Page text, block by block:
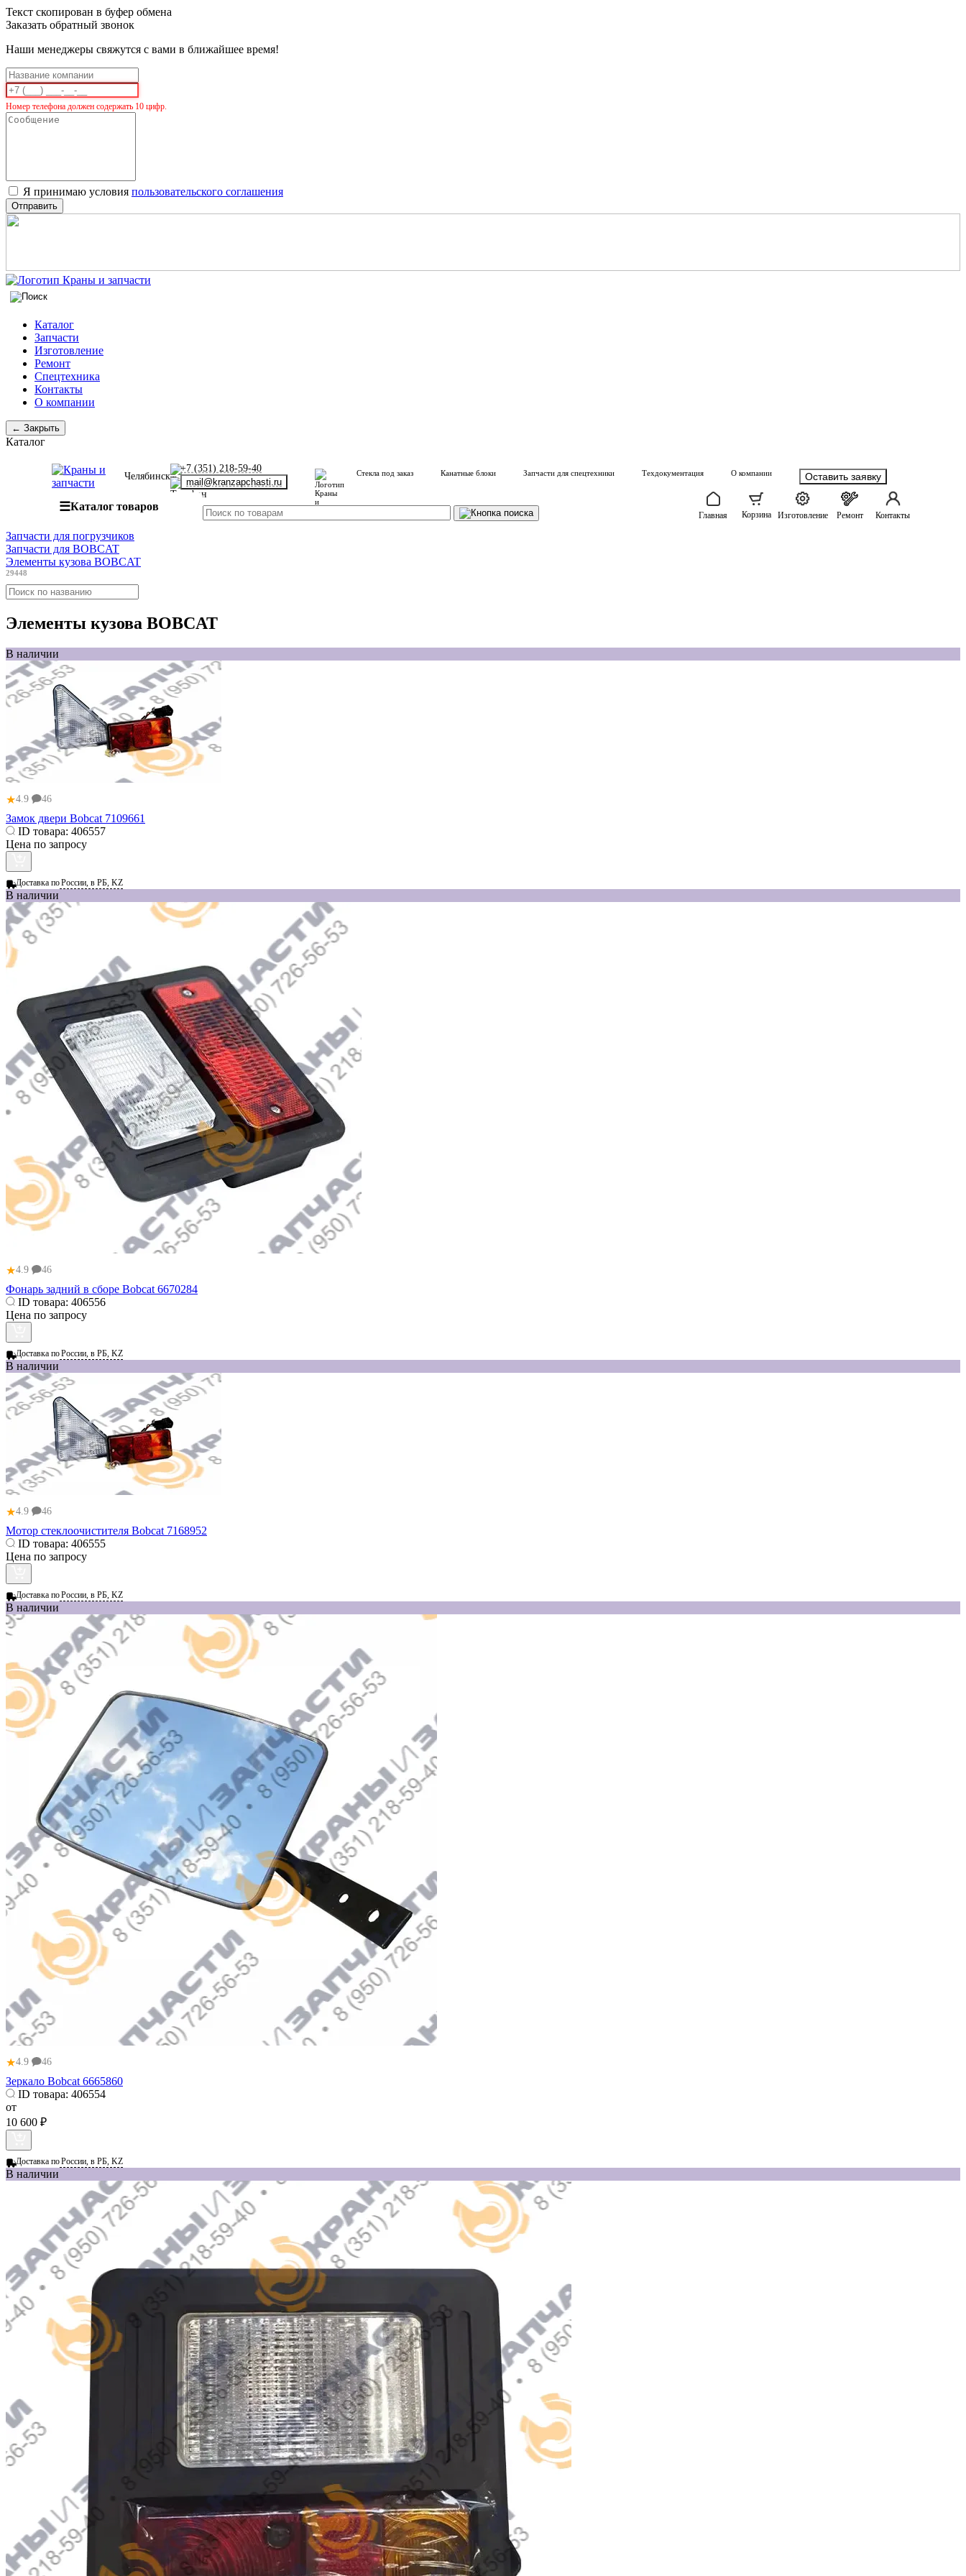
Текст скопирован в буфер обмена
Заказать обратный звонок
Наши менеджеры свяжутся с вами в ближайшее время!
Номер телефона должен содержать 10 цифр.
Я принимаю условия пользовательского соглашения
Отправить
Каталог
Запчасти
Изготовление
Ремонт
Спецтехника
Контакты
О компании
← Закрыть
Каталог
Челябинск
+7 (351) 218-59-40
mail@kranzapchasti.ru
Стекла под заказ Канатные блоки Запчасти для спецтехники Техдокументация О компании Оставить заявку
☰Каталог товаров
Главная Корзина Изготовление Ремонт Контакты
Запчасти для погрузчиков
Запчасти для BOBCAT
Элементы кузова BOBCAT
29448
Элементы кузова BOBCAT
В наличии
★4.9 46
Замок двери Bobcat 7109661
ID товара: 406557
Цена по запросу
Доставка поРоссии, в РБ, KZ
В наличии
★4.9 46
Фонарь задний в сборе Bobcat 6670284
ID товара: 406556
Цена по запросу
Доставка поРоссии, в РБ, KZ
В наличии
★4.9 46
Мотор стеклоочистителя Bobcat 7168952
ID товара: 406555
Цена по запросу
Доставка поРоссии, в РБ, KZ
В наличии
★4.9 46
Зеркало Bobcat 6665860
ID товара: 406554
от
10 600 ₽
Доставка поРоссии, в РБ, KZ
В наличии